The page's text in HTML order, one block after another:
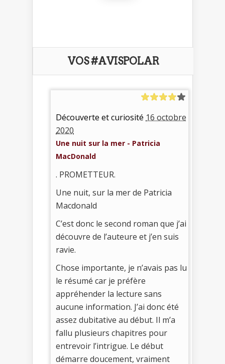
VOS #AVISPOLAR
Découverte et curiosité 16 octobre
2020
Une nuit sur la mer - Patricia
MacDonald
. PROMETTEUR.
Une nuit, sur la mer de Patricia
Macdonald
C’est donc le second roman que j’ai
découvre de l’auteure et j’en suis
ravie.
Chose importante, je n’avais pas lu
le résumé car je préfère
appréhender la lecture sans
aucune information. J’ai donc été
assez dubitative au début. Il m’a
fallu plusieurs chapitres pour
entrevoir l’intrigue. Le début
démarre doucement, vraiment